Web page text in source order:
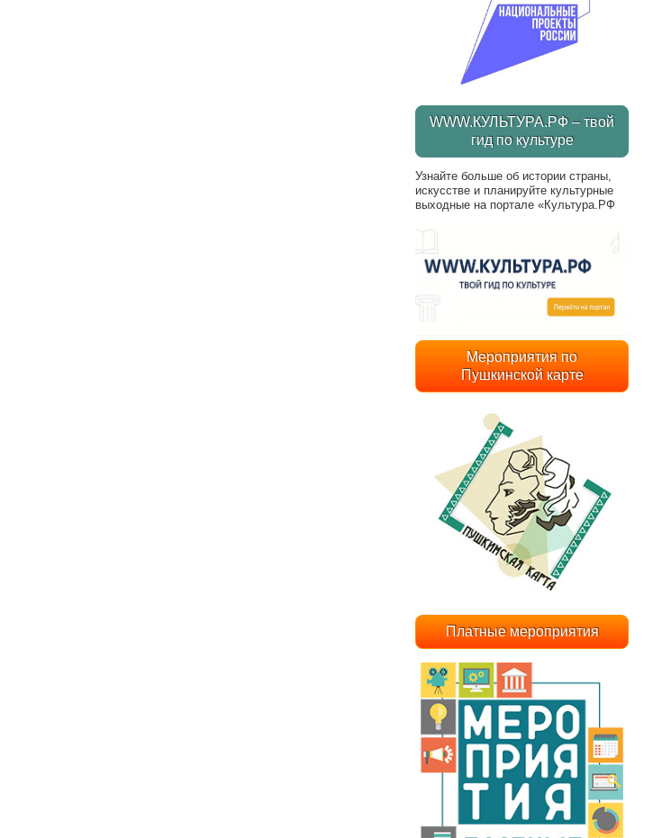
WWW.КУЛЬТУРА.РФ – твой
гид по культуре
Узнайте больше об истории страны,
искусстве и планируйте культурные
выходные на портале «Культура.РФ
Мероприятия по
Пушкинской карте
Платные мероприятия